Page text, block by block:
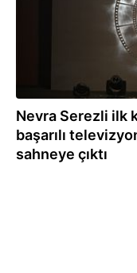
Nevra Serezli ilk
başarılı
sahneye çıktı